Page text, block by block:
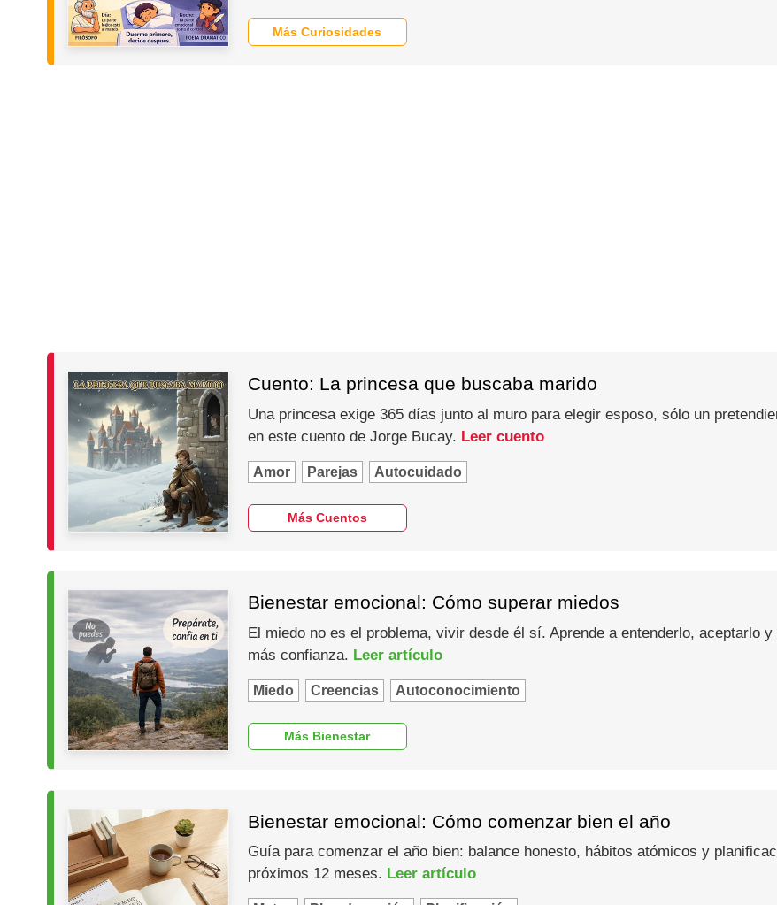
Más Curiosidades
Cuento: La princesa que buscaba marido
Una princesa exige 365 días junto al muro para elegir esposo, sólo un
en este cuento de Jorge Bucay. Leer cuento
Amor Parejas Autocuidado
Más Cuentos
Bienestar emocional: Cómo superar miedos
El miedo no es el problema, vivir desde él sí. Aprende a entenderlo, aceptarlo
más confianza. Leer artículo
Miedo Creencias Autoconocimiento
Más Bienestar
Bienestar emocional: Cómo comenzar bien el año
Guía para comenzar el año bien: balance honesto, hábitos atómicos y
próximos 12 meses. Leer artículo